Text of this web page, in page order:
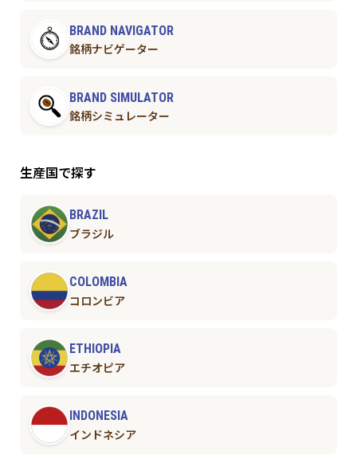
BRAND NAVIGATOR
銘柄ナビゲーター
BRAND SIMULATOR
銘柄シミュレーター
生産国で探す
BRAZIL
ブラジル
COLOMBIA
コロンビア
ETHIOPIA
エチオピア
INDONESIA
インドネシア